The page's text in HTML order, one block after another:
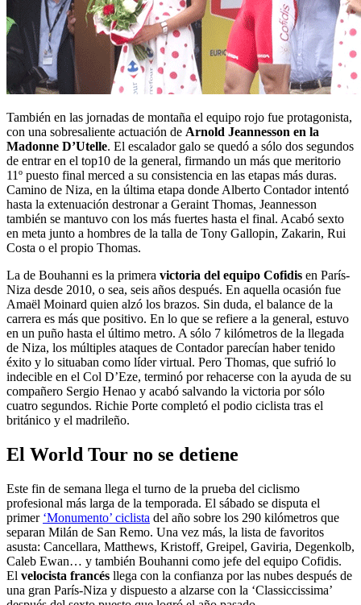
También en las jornadas de montaña el equipo rojo fue protagonista,
con una sobresaliente actuación de Arnold Jeannesson en la
Madonne D’Utelle. El escalador galo se quedó a sólo dos segundos
de entrar en el top10 de la general, firmando un más que meritorio
11º puesto final merced a su consistencia en las etapas más duras.
Camino de Niza, en la última etapa donde Alberto Contador intentó
hasta la extenuación destronar a Geraint Thomas, Jeannesson
también se mantuvo con los más fuertes hasta el final. Acabó sexto
en meta junto a hombres de la talla de Tony Gallopin, Zakarin, Rui
Costa o el propio Thomas.
La de Bouhanni es la primera victoria del equipo Cofidis en París-
Niza desde 2010, o sea, seis años después. En aquella ocasión fue
Amaël Moinard quien alzó los brazos. Sin duda, el balance de la
carrera es más que positivo. En lo que se refiere a la general, estuvo
en un puño hasta el último metro. A sólo 7 kilómetros de la llegada
de Niza, los múltiples ataques de Contador parecían haber tenido
éxito y lo situaban como líder virtual. Pero Thomas, que sufrió lo
indecible en el Col D’Eze, terminó por rehacerse con la ayuda de su
compañero Sergio Henao y acabó salvando la victoria por sólo
cuatro segundos. Richie Porte completó el podio ciclista tras el
británico y el madrileño.
El World Tour no se detiene
Este fin de semana llega el turno de la prueba del ciclismo
profesional más larga de la temporada. El sábado se disputa el
primer ‘Monumento’ ciclista del año sobre los 290 kilómetros que
separan Milán de San Remo. Una vez más, la lista de favoritos
asusta: Cancellara, Matthews, Kristoff, Greipel, Gaviria, Degenkolb,
Caleb Ewan… y también Bouhanni como jefe del equipo Cofidis.
El velocista francés llega con la confianza por las nubes después de
una gran París-Niza y dispuesto a alzarse con la ‘Classiccissima’